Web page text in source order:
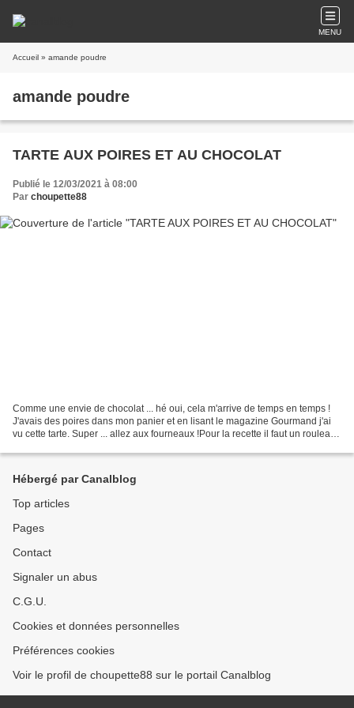
MENU
Accueil » amande poudre
amande poudre
TARTE AUX POIRES ET AU CHOCOLAT
Publié le 12/03/2021 à 08:00
Par choupette88
Comme une envie de chocolat ... hé oui, cela m'arrive de temps en temps !
J'avais des poires dans mon panier et en lisant le magazine Gourmand j'ai
vu cette tarte. Super ... allez aux fourneaux !Pour la recette il faut un rouleau
Hébergé par Canalblog
Top articles
Pages
Contact
Signaler un abus
C.G.U.
Cookies et données personnelles
Préférences cookies
Voir le profil de choupette88 sur le portail Canalblog